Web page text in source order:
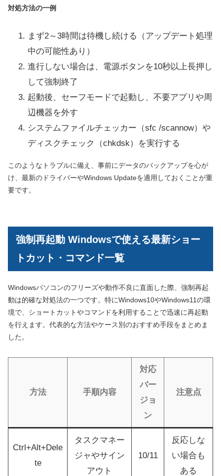
対処方法の一例
まず2～3時間は待機し続ける（アップデート処理
中の可能性あり）
進行しない場合は、電源ボタンを10秒以上長押し
して強制終了
起動後、セーフモードで起動し、不要アプリや周
辺機器を外す
システムファイルチェッカー（sfc /scannow）や
ディスクチェック（chkdsk）を実行する
このようなトラブルに備え、事前にデータのバックアップを心が
け、最新のドライバーやWindows Updateを適用しておくことが重
要です。
強制再起動 Windowsで使える最新ショー
トカット・コマンド一覧
Windowsパソコンのフリーズや動作不良に直面した際、強制再起
動は的確な対処法の一つです。特にWindows10やWindows11の環
境で、ショートカットやコマンドを利用することで迅速に再起動
を行えます。代表的な方法やケース別のおすすめ手段をまとめま
した。
方法 手順内容
対応
バー
ジョ
ン
注意点
Ctrl+Alt+Dele
te
タスクマネー
ジャやサイン
アウト
10/11
反応しな
い場合も
ある